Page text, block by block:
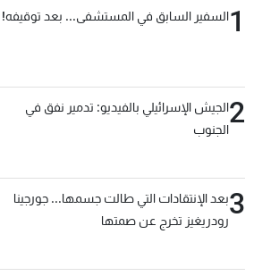
1السفير السابق في المستشفى... بعد توقيفه!
2الجيش الإسرائيلي بالفيديو: تدمير نفق في
الجنوب
3بعد الإنتقادات التي طالت جسمها... جورجينا
رودريغيز تخرج عن صمتها